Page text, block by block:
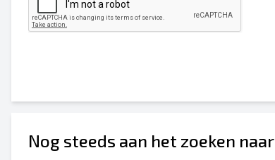
Nog steeds aan het zoeken naar